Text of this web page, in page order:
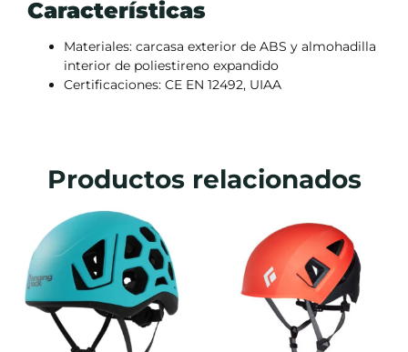
Características
Materiales: carcasa exterior de ABS y almohadilla
interior de poliestireno expandido
Certificaciones: CE EN 12492, UIAA
Productos relacionados